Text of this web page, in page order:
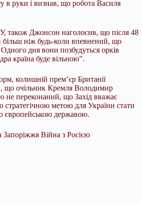
в руки і визнав, що робота Василя
також Джонсон наголосив, що після 48
більш ніж будь-коли впевнений, що
дня вони позбудуться орків
країна буде вільною".
колишній прем’єр Британії
що очільник Кремля Володимир
не переконаний, що Захід вважає
метою для України стати
європейською державою.
Війна з Росією